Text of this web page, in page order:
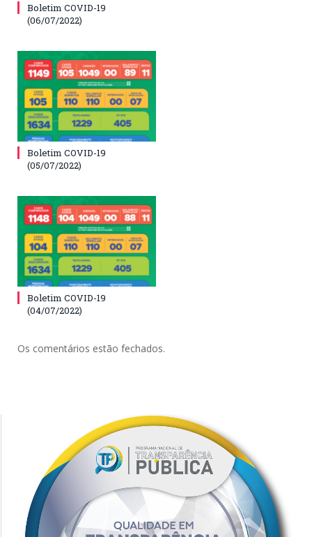
Boletim COVID-19
(06/07/2022)
Boletim COVID-19
(05/07/2022)
Boletim COVID-19
(04/07/2022)
Os comentários estão fechados.